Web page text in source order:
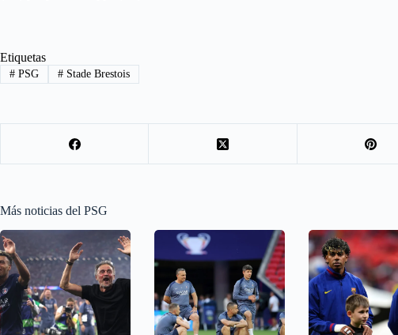
Etiquetas
#PSG #Stade Brestois
Más noticias del PSG